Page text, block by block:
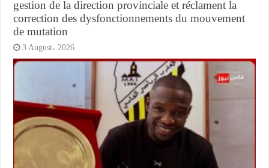
gestion de la direction provinciale et réclament la
correction des dysfonctionnements du mouvement
de mutation
3 August، 2026